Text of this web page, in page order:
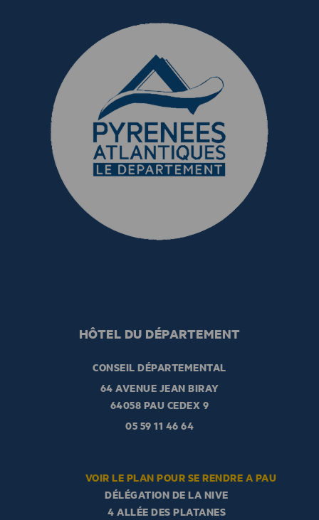
HÔTEL DU DÉPARTEMENT
CONSEIL DÉPARTEMENTAL
64 AVENUE JEAN BIRAY
64058 PAU CEDEX 9
05 59 11 46 64
VOIR LE PLAN POUR SE RENDRE A PAU
DÉLÉGATION DE LA NIVE
4 ALLÉE DES PLATANES